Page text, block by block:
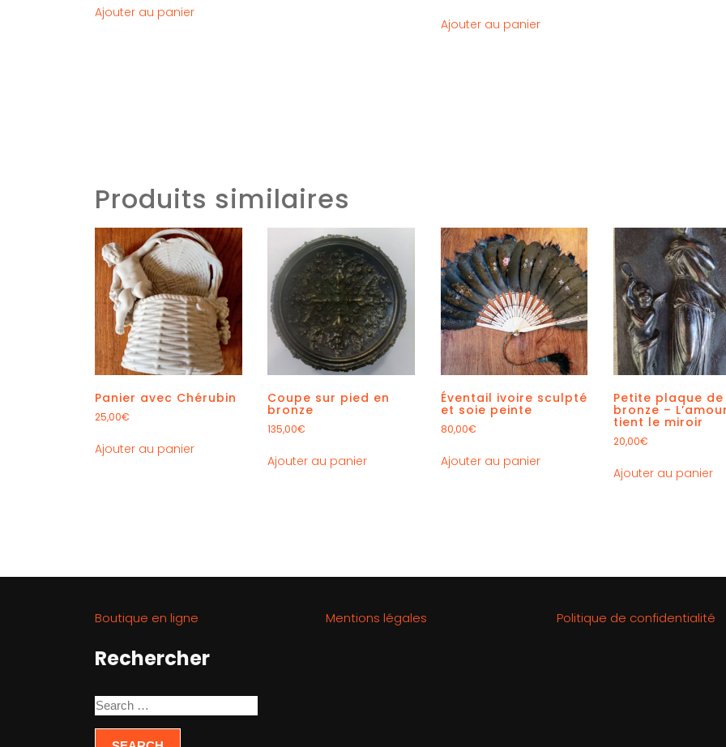
Ajouter au panier
Ajouter au panier
Produits similaires
Panier avec Chérubin
25,00€
Ajouter au panier
Coupe sur pied en
bronze
135,00€
Ajouter au panier
Éventail ivoire sculpté
et soie peinte
80,00€
Ajouter au panier
Petite plaque de
bronze –
tient le miroir
20,00€
Ajouter au panier
Boutique en ligne
Rechercher
Mentions légales Politique de confidentialité